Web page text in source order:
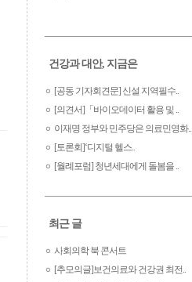
건강과 대안, 지금은
[공동 기자회견문] 신설 지역필수..
[의견서]「바이오데이터 활용 및 ..
이재명 정부와 민주당은 의료민영화..
[토론회]‘디지털 헬스..
[월례포럼] 청년세대에게 돌봄을 ..
최근 글
사회의학 북 콘서트
[추모의글]보건의료와 건강권 최전..